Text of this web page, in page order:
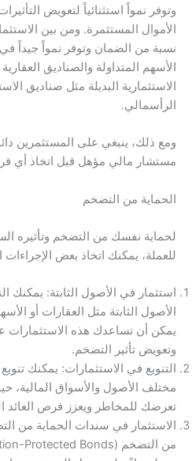
وتوفر نمواً استثنائياً لتعويض
الأموال المستثمرة. ومن بين
نسبة من الضمان وتوفر نمواً جيداً
الأسهم المتداولة والصناديق
الاستثمارية البديلة مثل صناديق
الرأسمالي.
ومع ذلك، ينبغي على المستثمرين
مستشار مالي مؤهل قبل اتخاذ أي
الحماية من التضخم
لحماية نفسك من التضخم وتأثيره
للعملة، يمكنك اتخاذ بعض الإجراءات
استثمار في الأصول الثابتة: يمكنك
الأصول الثابتة مثل العقارات أو
يمكن أن تساعدك هذه الاستثمارات
وتعويض تأثير التضخم.
التنويع في الاستثمارات: يمكنك
مختلف الأصول والأسواق المالية،
تعرضك للمخاطر ويعزز فرص العائد
الاستثمار في سندات الحماية من